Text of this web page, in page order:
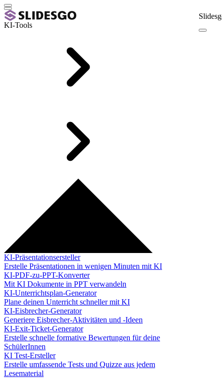
KI-Tools
KI-Präsentationsersteller
Erstelle Präsentationen in wenigen Minuten mit KI
KI-PDF-zu-PPT-Konverter
Mit KI Dokumente in PPT verwandeln
KI-Unterrichtsplan-Generator
Plane deinen Unterricht schneller mit KI
KI-Eisbrecher-Generator
Generiere Eisbrecher-Aktivitäten und -Ideen
KI-Exit-Ticket-Generator
Erstelle schnelle formative Bewertungen für deine
SchülerInnen
KI Test-Ersteller
Erstelle umfassende Tests und Quizze aus jedem
Lesematerial